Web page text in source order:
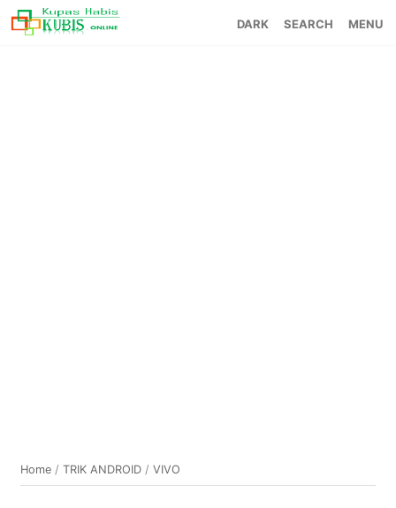
SEARCH MENU
Home /TRIK ANDROID /VIVO